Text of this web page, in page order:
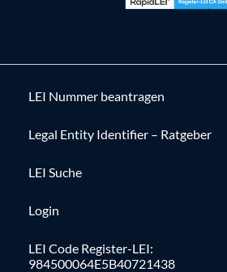
LEI Nummer beantragen
Legal Entity Identifier – Ratgeber
LEI Suche
Login
LEI Code Register-LEI:
984500064E5B40721438